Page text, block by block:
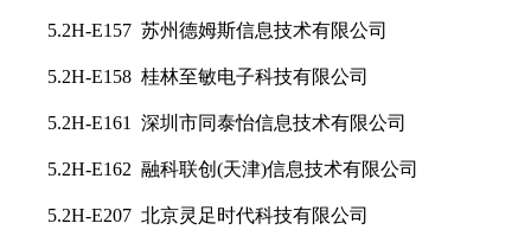
5.2H-E157 苏州德姆斯信息技术有限公司
5.2H-E158 桂林至敏电子科技有限公司
5.2H-E161 深圳市同泰怡信息技术有限公司
5.2H-E162 融科联创(天津)信息技术有限公司
5.2H-E207 北京灵足时代科技有限公司